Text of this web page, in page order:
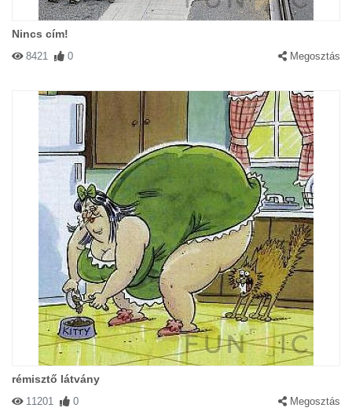
Nincs cím!
8421 0 Megosztás
rémisztő látvány
11201 0 Megosztás